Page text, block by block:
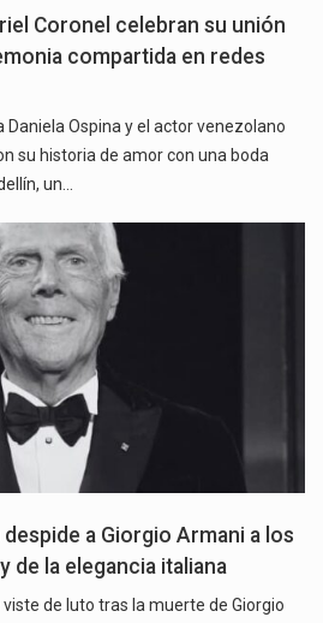
Coronel celebran su unión
compartida en redes
Daniela Ospina y el actor venezolano
su historia de amor con una boda
un…
despide a Giorgio Armani a los
de la elegancia italiana
de luto tras la muerte de Giorgio